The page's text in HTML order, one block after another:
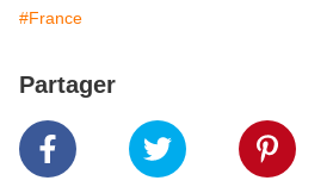
#France
Partager